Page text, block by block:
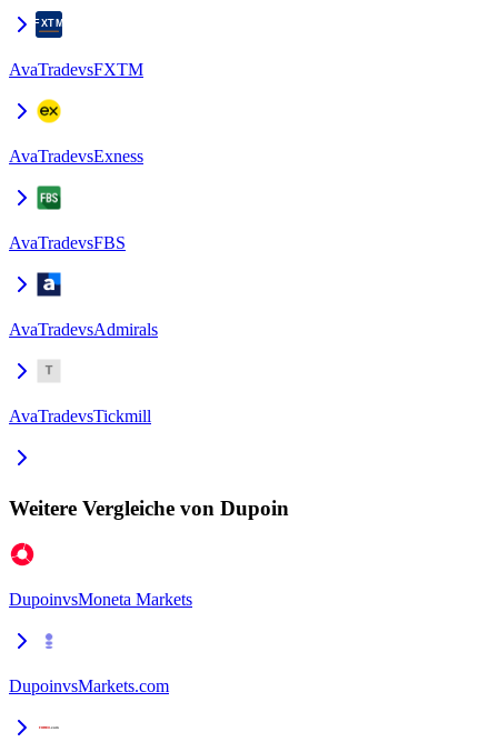
AvaTradevsFXTM
AvaTradevsExness
AvaTradevsFBS
AvaTradevsAdmirals
AvaTradevsTickmill
Weitere Vergleiche von Dupoin
DupoinvsMoneta Markets
DupoinvsMarkets.com